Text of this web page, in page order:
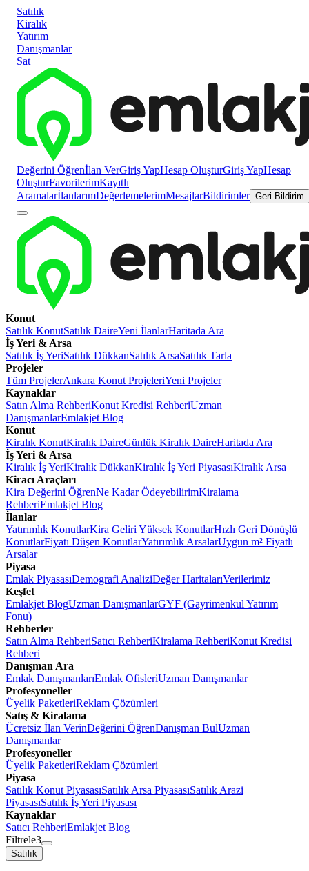
Satılık
Kiralık
Yatırım
Danışmanlar
Sat
Değerini Öğrenİlan VerGiriş YapHesap OluşturGiriş YapHesap
OluşturFavorilerimKayıtlı
AramalarİlanlarımDeğerlemelerimMesajlarBildirimler Geri Bildirim
Konut
Satılık KonutSatılık DaireYeni İlanlarHaritada Ara
İş Yeri & Arsa
Satılık İş YeriSatılık DükkanSatılık ArsaSatılık Tarla
Projeler
Tüm ProjelerAnkara Konut ProjeleriYeni Projeler
Kaynaklar
Satın Alma RehberiKonut Kredisi RehberiUzman
DanışmanlarEmlakjet Blog
Konut
Kiralık KonutKiralık DaireGünlük Kiralık DaireHaritada Ara
İş Yeri & Arsa
Kiralık İş YeriKiralık DükkanKiralık İş Yeri PiyasasıKiralık Arsa
Kiracı Araçları
Kira Değerini ÖğrenNe Kadar ÖdeyebilirimKiralama
RehberiEmlakjet Blog
İlanlar
Yatırımlık KonutlarKira Geliri Yüksek KonutlarHızlı Geri Dönüşlü
KonutlarFiyatı Düşen KonutlarYatırımlık ArsalarUygun m² Fiyatlı
Arsalar
Piyasa
Emlak PiyasasıDemografi AnaliziDeğer HaritalarıVerilerimiz
Keşfet
Emlakjet BlogUzman DanışmanlarGYF (Gayrimenkul Yatırım
Fonu)
Rehberler
Satın Alma RehberiSatıcı RehberiKiralama RehberiKonut Kredisi
Rehberi
Danışman Ara
Emlak DanışmanlarıEmlak OfisleriUzman Danışmanlar
Profesyoneller
Üyelik PaketleriReklam Çözümleri
Satış & Kiralama
Ücretsiz İlan VerinDeğerini ÖğrenDanışman BulUzman
Danışmanlar
Profesyoneller
Üyelik PaketleriReklam Çözümleri
Piyasa
Satılık Konut PiyasasıSatılık Arsa PiyasasıSatılık Arazi
PiyasasıSatılık İş Yeri Piyasası
Kaynaklar
Satıcı RehberiEmlakjet Blog
Filtrele3
Satılık